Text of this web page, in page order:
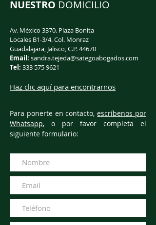
NUESTRO DOMICILIO
Av. México 3370. Plaza Bonita
Locales B1-3/4. Col. Monraz
Guadalajara, Jalisco, C.P. 44670
Email: sandra.tejeda@sategoabogados.com
Tel: 333 575 9621
Haz clic aquí para encontrarnos
Para ponerte en contacto,escríbenos por
Whatsapp, o por favor completa el
siguiente formulario: